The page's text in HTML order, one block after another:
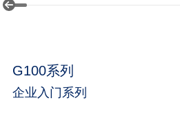
G100系列
企业入门系列